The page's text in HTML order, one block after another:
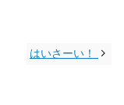
はいさーい！